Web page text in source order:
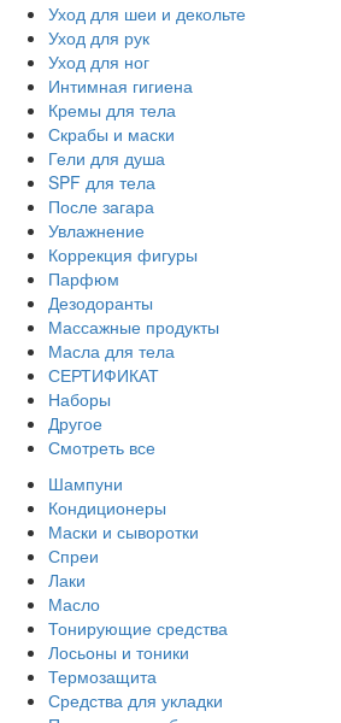
Уход для шеи и декольте
Уход для рук
Уход для ног
Интимная гигиена
Кремы для тела
Скрабы и маски
Гели для душа
SPF для тела
После загара
Увлажнение
Коррекция фигуры
Парфюм
Дезодоранты
Массажные продукты
Масла для тела
СЕРТИФИКАТ
Наборы
Другое
Смотреть все
Шампуни
Кондиционеры
Маски и сыворотки
Спреи
Лаки
Масло
Тонирующие средства
Лосьоны и тоники
Термозащита
Средства для укладки